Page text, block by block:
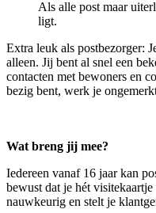
Als alle post maar
ligt.
Extra leuk als postbezorger:
alleen. Jij bent al snel een
contacten met bewoners en
bezig bent, werk je
Wat breng jij mee?
Iedereen vanaf 16 jaar kan
bewust dat je hét
nauwkeurig en stelt je